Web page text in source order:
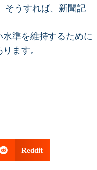
そうすれば、新聞記
準を維持するために
ます。
Reddit